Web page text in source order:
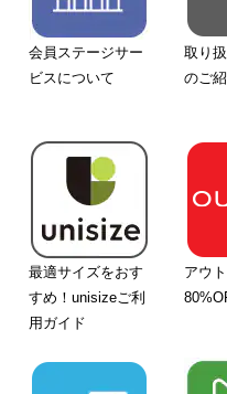
会員ステージサー
ビスについて
取り
のご
最適サイズをおす
すめ！unisizeご利
用ガイド
アウ